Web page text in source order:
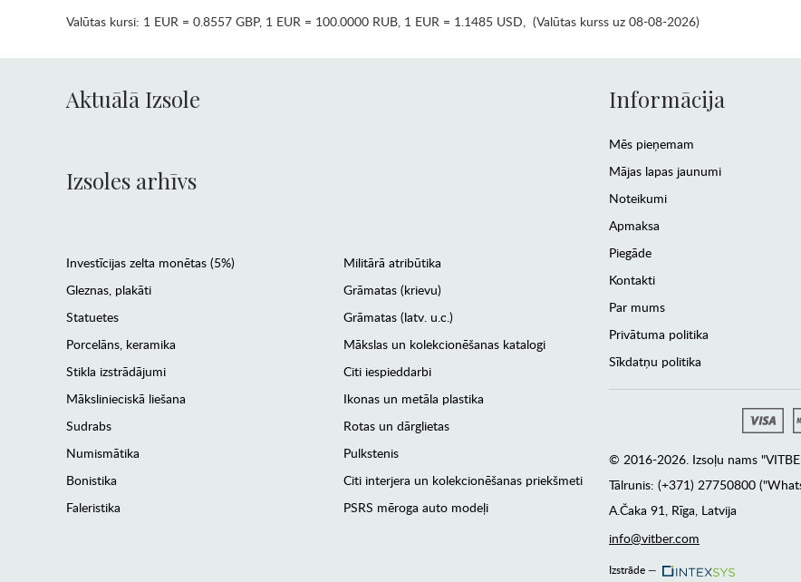
Valūtas kursi: 1 EUR = 0.8557 GBP, 1 EUR = 100.0000 RUB, 1 EUR = 1.1485 USD, (Valūtas kurss uz 08-08-2026)
Aktuālā Izsole
Izsoles arhīvs
Investīcijas zelta monētas (5%)
Gleznas, plakāti
Statuetes
Porcelāns, keramika
Stikla izstrādājumi
Mākslinieciskā liešana
Sudrabs
Numismātika
Bonistika
Faleristika
Militārā atribūtika
Grāmatas (krievu)
Grāmatas (latv. u.c.)
Mākslas un kolekcionēšanas katalogi
Citi iespieddarbi
Ikonas un metāla plastika
Rotas un dārglietas
Pulkstenis
Citi interjera un kolekcionēšanas priekšmeti
PSRS mēroga auto modeļi
Informācija
Mēs pieņemam
Mājas lapas jaunumi
Noteikumi
Apmaksa
Piegāde
Kontakti
Par mums
Privātuma politika
Sīkdatņu politika
© 2016-2026. Izsoļu nams
Tālrunis: (+371) 27750800
А.Čaka 91, Rīga, Latvija
info@vitber.com
Izstrāde —